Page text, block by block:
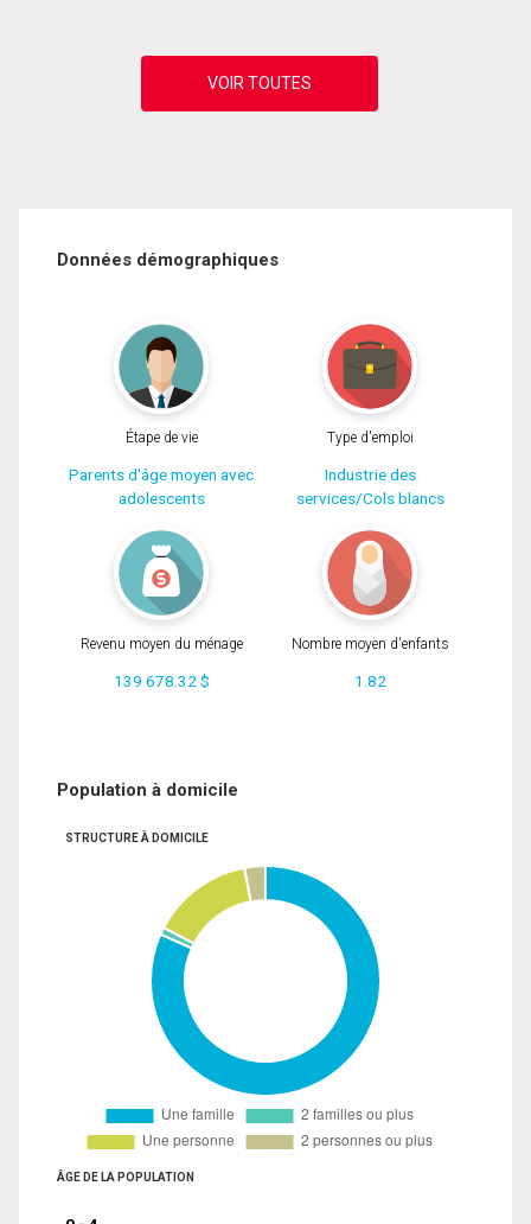
Données démographiques
Étape de vie
Parents d'âge moyen avec
adolescents
Type d'emploi
Industrie des
services/Cols blancs
Revenu moyen du ménage
139 678.32 $
Nombre moyen d'enfants
1.82
Population à domicile
STRUCTURE À DOMICILE
ÂGE DE LA POPULATION